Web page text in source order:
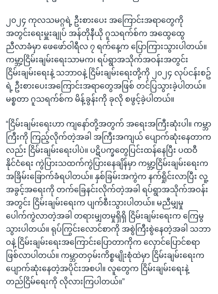
၂၀၂၄ ကုလသမဂ္ဂရဲ့ ဦးစားပေး အကြောင်းအရာတွေကို
အတွင်းရေးမှူးချုပ် အန်တိုနီယို ဂူသရက်စ်က အထွေထွေ
ညီလာခံမှာ ဖေဖော်ဝါရီလ ၇ ရက်နေ့က ပြောကြားသွားပါတယ်။
ကမ္ဘာ့ငြိမ်းချမ်းရေးသာမက၊ ရပ်ရွာအသိုက်အဝန်းအတွင်း
ငြိမ်းချမ်းရေးနဲ့ သဘာဝနဲ့ ငြိမ်းချမ်းရေးတို့ကို ၂၀၂၄ လုပ်ငန်းစဥ်
ရဲ့ ဦးစားပေးအကြောင်းအရာတွေအဖြစ် တင်ပြသွားခဲ့ပါတယ်။
မစ္စတာ ဂူသရက်စ်က မိန့်ခွန်းကို ခုလို စဖွင့်ခဲ့ပါတယ်။
“ငြိမ်းချမ်းရေးဟာ ကျနော်တို့အတွက် အရေးအကြီးဆုံးပါ။ ကမ္ဘာ
ကြီးကို ကြည့်လိုက်တဲ့အခါ အကြီးအကျယ် ပျောက်ဆုံးနေတာက
လည်း ငြိမ်းချမ်းရေးပါပဲ။ ပဋိပက္ခတွေပြင်းထန်နေပြီး ပထဝီ
နိုင်ငံရေး ကွဲပြားသထက်ကွဲပြားနေချိန်မှာ ကမ္ဘာ့ငြိမ်းချမ်းရေးက
အခြိမ်းခြောက်ခံရပါတယ်။ နှစ်ခြမ်းအကွဲက နက်ရှိုင်းလာပြီး လူ့
အခွင့်အရေးကို တက်ခြေနင်းလိုက်တဲ့အခါ ရပ်ရွာအသိုက်အဝန်း
အတွင်း ငြိမ်းချမ်းရေးက ပျက်စီးသွားပါတယ်။ မညီမျှမှု
ပေါက်ကွဲလာတဲ့အခါ တရားမျှတမှုရှိရှိ ငြိမ်းချမ်းရေးက ကြေမွ
သွားပါတယ်။ ရုပ်ကြွင်းလောင်စာကို အစွဲကြီးစွဲနေတဲ့အခါ သဘာ
ဝနဲ့ ငြိမ်းချမ်းရေးအကြောင်းပြောတာကိုက လှောင်ပြောင်စရာ
ဖြစ်လာပါတယ်။ ကမ္ဘာတဝှမ်းကိစ္စမျိုးစုံထဲမှာ ငြိမ်းချမ်းရေးက
ပျောက်ဆုံးနေတဲ့အပိုင်းအစပါ။ လူတွေက ငြိမ်းချမ်းရေးနဲ့
တည်ငြိမ်ရေးကို လိုလားကြပါတယ်။”